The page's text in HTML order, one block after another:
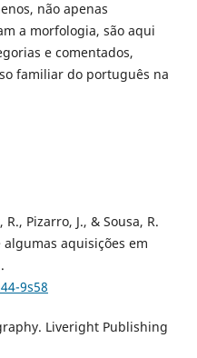
não apenas
a morfologia, são aqui
e comentados,
familiar do português na
Pizarro, J., & Sousa, R.
aquisições em
9s58
Liveright Publishing